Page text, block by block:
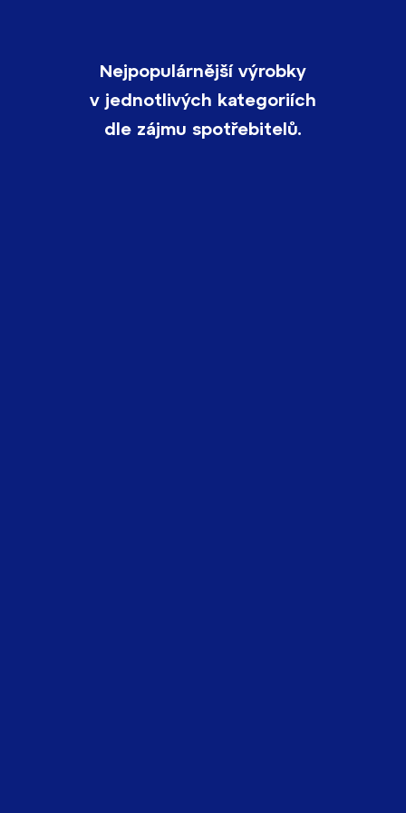
Nejpopulárnější výrobky
v jednotlivých kategoriích
dle zájmu spotřebitelů.